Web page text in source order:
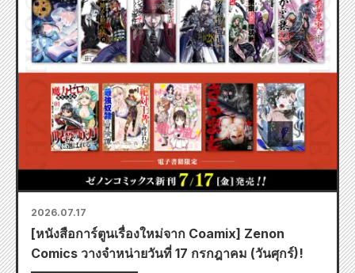
2026.07.17
[หนังสือการ์ตูนเรื่องใหม่จาก Coamix] Zenon
Comics วางจำหน่ายวันที่ 17 กรกฎาคม (วันศุกร์)!